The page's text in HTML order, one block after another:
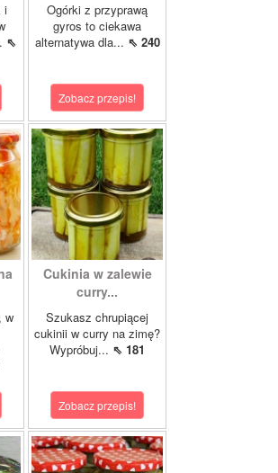
i
⇖
Ogórki z przyprawą
gyros to ciekawa
alternatywa dla... ⇖ 240
Zobacz przepis!
w
Cukinia w zalewie
curry...
Szukasz chrupiącej
cukinii w curry na zimę?
Wypróbuj... ⇖ 181
Zobacz przepis!